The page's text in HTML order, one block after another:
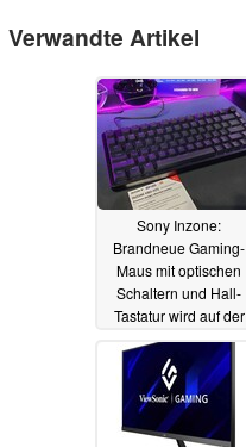
Verwandte Artikel
Sony Inzone:
Brandneue Gaming-
Maus mit optischen
Schaltern und Hall-
Tastatur wird auf der
Gamescom gezeigt
20.08.2025